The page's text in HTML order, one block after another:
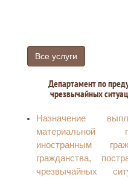
Все услуги
Департамент по
чрезвычайных
Назначение
материальной
иностранным
гражданства,
чрезвычайных